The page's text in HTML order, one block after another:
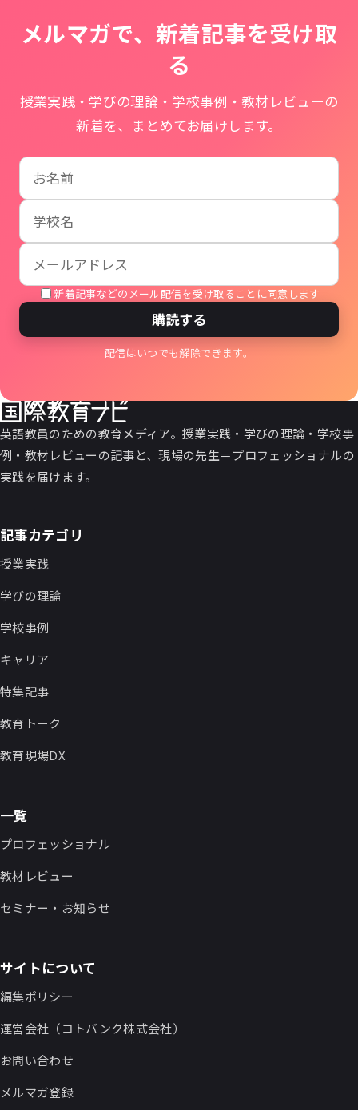
メルマガで、新着記事を受け取
る
授業実践・学びの理論・学校事例・教材レビューの
新着を、まとめてお届けします。
お名前
学校名
メールアドレス
新着記事などのメール配信を受け取ることに同意します
購読する
配信はいつでも解除できます。
英語教員のための教育メディア。授業実践・学びの理論・学校事
例・教材レビューの記事と、現場の先生＝プロフェッショナルの
実践を届けます。
記事カテゴリ
授業実践
学びの理論
学校事例
キャリア
特集記事
教育トーク
教育現場DX
一覧
プロフェッショナル
教材レビュー
セミナー・お知らせ
サイトについて
編集ポリシー
運営会社（コトバンク株式会社）
お問い合わせ
メルマガ登録